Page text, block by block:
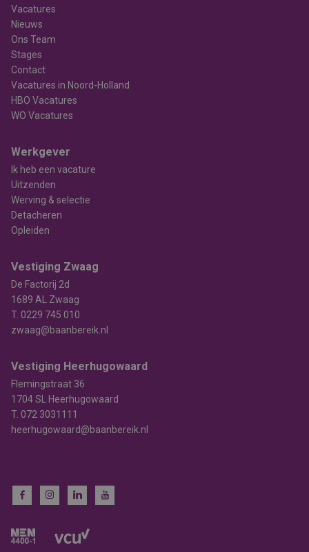
Vacatures
Nieuws
Ons Team
Stages
Contact
Vacatures in Noord-Holland
HBO Vacatures
WO Vacatures
Werkgever
Ik heb een vacature
Uitzenden
Werving & selectie
Detacheren
Opleiden
Vestiging Zwaag
De Factorij 2d
1689 AL Zwaag
T. 0229 745 010
zwaag@baanbereik.nl
Vestiging Heerhugowaard
Flemingstraat 36
1704 SL Heerhugowaard
T. 072 3031111
heerhugowaard@baanbereik.nl